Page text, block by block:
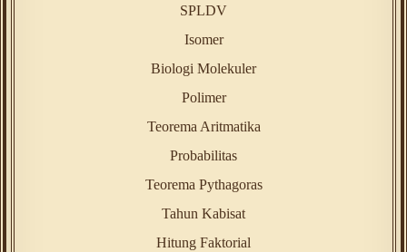
SPLDV
Isomer
Biologi Molekuler
Polimer
Teorema Aritmatika
Probabilitas
Teorema Pythagoras
Tahun Kabisat
Hitung Faktorial